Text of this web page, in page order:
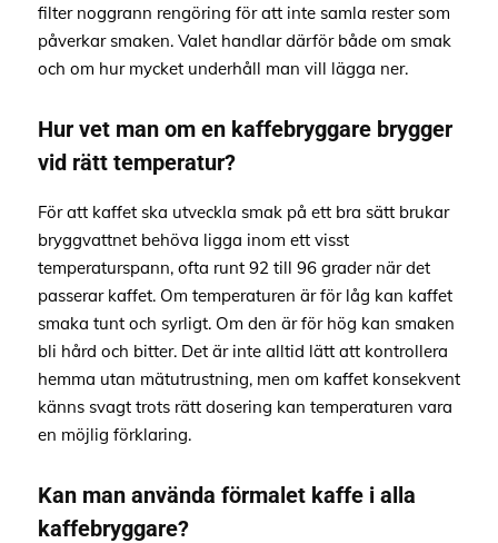
filter noggrann rengöring för att inte samla rester som
påverkar smaken. Valet handlar därför både om smak
och om hur mycket underhåll man vill lägga ner.
Hur vet man om en kaffebryggare brygger
vid rätt temperatur?
För att kaffet ska utveckla smak på ett bra sätt brukar
bryggvattnet behöva ligga inom ett visst
temperaturspann, ofta runt 92 till 96 grader när det
passerar kaffet. Om temperaturen är för låg kan kaffet
smaka tunt och syrligt. Om den är för hög kan smaken
bli hård och bitter. Det är inte alltid lätt att kontrollera
hemma utan mätutrustning, men om kaffet konsekvent
känns svagt trots rätt dosering kan temperaturen vara
en möjlig förklaring.
Kan man använda förmalet kaffe i alla
kaffebryggare?